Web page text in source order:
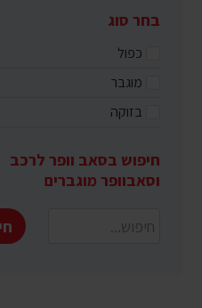
בחר סוג
כפול
מוגבר
בזוקה
חיפוש בסאב וופר לרכב
וסאבוופר מוגברים